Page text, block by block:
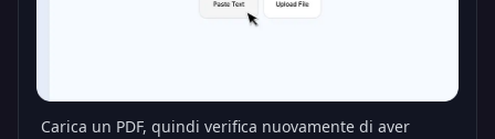
Carica un PDF, quindi verifica nuovamente di aver